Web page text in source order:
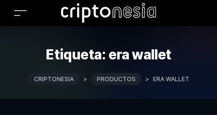
Etiqueta: era wallet
CRIPTONESIA > PRODUCTOS > ERA WALLET